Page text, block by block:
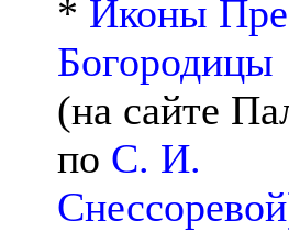
* Иконы
Богородицы
(на сайте
по С. И.